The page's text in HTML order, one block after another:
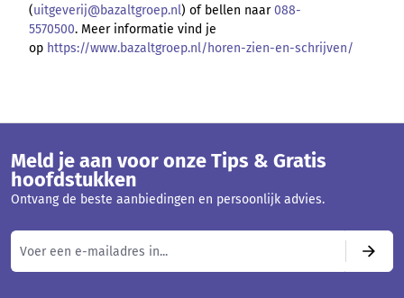
(uitgeverij@bazaltgroep.nl) of bellen naar088-
5570500. Meer informatie vind je
op https://www.bazaltgroep.nl/horen-zien-en-schrijven/
Meld je aan voor onze Tips & Gratis
hoofdstukken
Ontvang de beste aanbiedingen en persoonlijk advies.